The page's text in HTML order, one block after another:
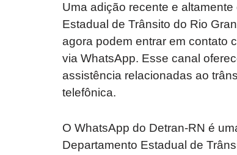
Uma adição recente e
Estadual de Trânsito do Rio
agora podem entrar em contato
via WhatsApp. Esse canal
assistência relacionadas ao
telefônica.
O WhatsApp do Detran-RN é
Departamento Estadual de